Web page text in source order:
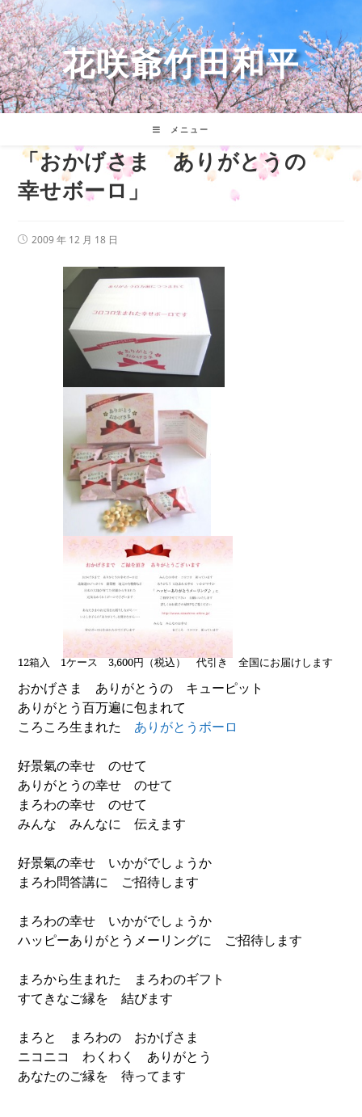
コ
ン
テ
ン
ツ
へ
ス
花咲爺竹田和平
メニュー
「おかげさま ありがとうの
幸せボーロ」
投 2009 年 12 月 18 日
12箱入 1ケース3,600円（税込） 代引き 全国にお届けします
おかげさま ありがとうの キューピット
ありがとう百万遍に包まれて
ころころ生まれた ありがとうボーロ
好景氣の幸せ のせて
ありがとうの幸せ のせて
まろわの幸せ のせて
みんな みんなに 伝えます
好景氣の幸せ いかがでしょうか
まろわ問答講に ご招待します
まろわの幸せ いかがでしょうか
ハッピーありがとうメーリングに ご招待します
まろから生まれた まろわのギフト
すてきなご縁を 結びます
まろと まろわの おかげさま
ニコニコ わくわく ありがとう
あなたのご縁を 待ってます